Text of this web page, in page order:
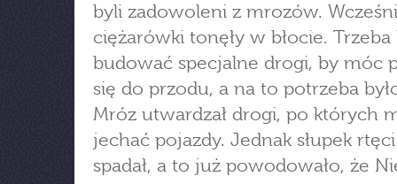
byli zadowoleni z mrozów.
ciężarówki tonęły w błocie. Trzeba
budować specjalne drogi, by móc
się do przodu, a na to potrzeba
Mróz utwardzał drogi, po których
jechać pojazdy. Jednak słupek rtęci
spadał, a to już powodowało, że